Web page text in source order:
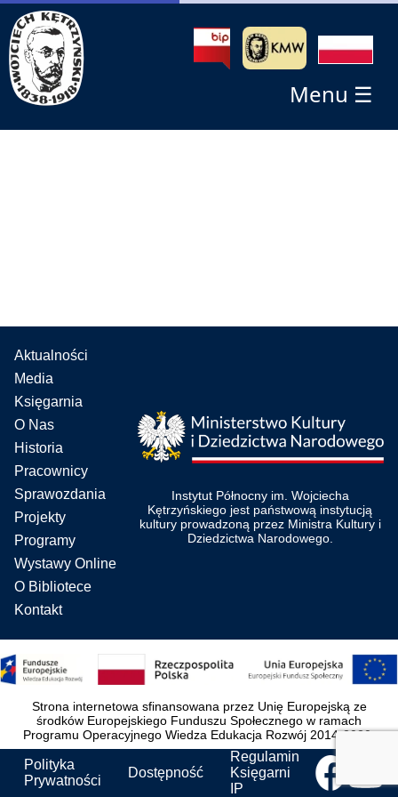
Menu ☰
Aktualności
Media
Księgarnia
O Nas
Historia
Pracownicy
Sprawozdania
Projekty
Programy
Wystawy Online
O Bibliotece
Kontakt
Instytut Północny im. Wojciecha
Kętrzyńskiego jest państwową instytucją
kultury prowadzoną przez Ministra Kultury i
Dziedzictwa Narodowego.
Strona internetowa sfinansowana przez Unię Europejską ze
środków Europejskiego Funduszu Społecznego w ramach
Programu Operacyjnego Wiedza Edukacja Rozwój 2014-2020.
Polityka
Prywatności
Dostępność
Regulamin
Księgarni
IP